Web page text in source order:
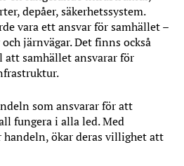
depåer, säkerhetssystem.
vara ett ansvar för samhället –
järnvägar. Det finns också
att samhället ansvarar för
som ansvarar för att
fungera i alla led. Med
ökar deras villighet att